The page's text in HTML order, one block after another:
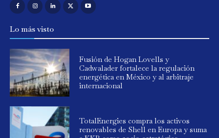
Lo más visto
Fusión de Hogan Lovells y
Cadwalader fortalece la regulación
energética en México y al arbitraje
internacional
TotalEnergies compra los activos
renovables de Shell en Europa y suma